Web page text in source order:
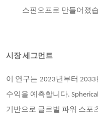
스핀오프로 만들어졌
시장 세그먼트
이 연구는 2023년부터
수익을 예측합니다.
기반으로 글로벌 파워 스포